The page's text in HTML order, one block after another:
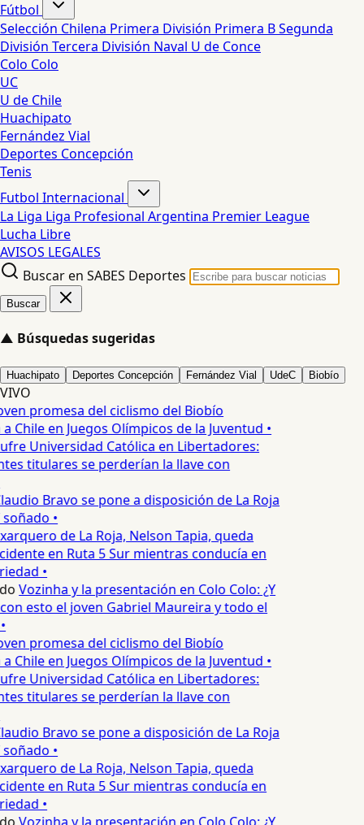
Fútbol
Selección Chilena Primera División Primera BSegunda
División Tercera División Naval U de Conce
Colo Colo
UC
U de Chile
Huachipato
Fernández Vial
Deportes Concepción
Tenis
Futbol Internacional
La Liga Liga Profesional Argentina Premier League
Lucha Libre
AVISOS LEGALES
Buscar en SABES Deportes
Buscar
▲ Búsquedas sugeridas
Huachipato Deportes Concepción Fernández Vial UdeC Biobío
VIVO
promesa del ciclismo del Biobío
Chile en Juegos Olímpicos de la Juventud •
Universidad Católica en Libertadores:
titulares se perderían la llave con
Bravo se pone a disposición de La Roja
•
de La Roja, Nelson Tapia, queda
en Ruta 5 Sur mientras conducía en
•
Vozinha y la presentación en Colo Colo: ¿Y
esto el joven Gabriel Maureira y todo el
promesa del ciclismo del Biobío
Chile en Juegos Olímpicos de la Juventud •
Universidad Católica en Libertadores:
titulares se perderían la llave con
Bravo se pone a disposición de La Roja
•
de La Roja, Nelson Tapia, queda
en Ruta 5 Sur mientras conducía en
•
Vozinha y la presentación en Colo Colo: ¿Y